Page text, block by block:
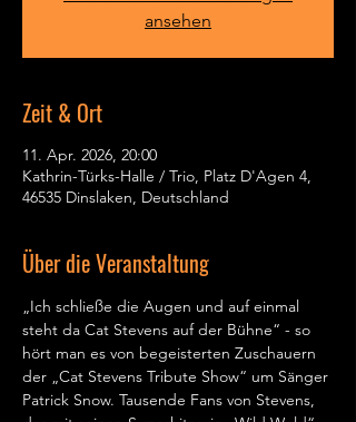
ansehen
Zeit & Ort
11. Apr. 2026, 20:00
Kathrin-Türks-Halle / Trio, Platz D'Agen 4,
46535 Dinslaken, Deutschland
Über die Veranstaltung
„Ich schließe die Augen und auf einmal
steht da Cat Stevens auf der Bühne“ - so
hört man es von begeisterten Zuschauern
der „Cat Stevens Tribute Show“ um Sänger
Patrick Snow. Tausende Fans von Stevens,